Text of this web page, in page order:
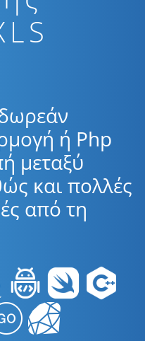
ή Php
μεταξύ
και πολλές
από τη